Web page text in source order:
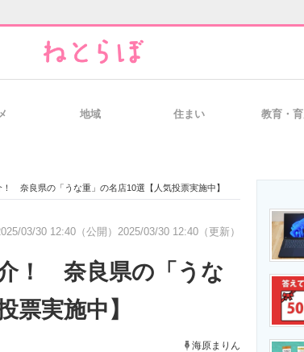
経営リーダーのコミュニ
IT製品の技術・比較・事例 製造業のIT導入・活用を
地域 住まい 教育・
！ 奈良県の「うな重」の名店10選【人気投票実施中】
03/30 12:40（公開） 2025/03/30 12:40（更新）
！ 奈良県の「うな
票実施中】
海原まりん